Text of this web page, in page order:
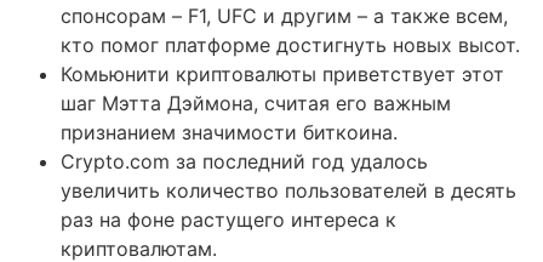
спонсорам – F1, UFC и другим – а также всем,
кто помог платформе достигнуть новых высот.
Комьюнити криптовалюты приветствует этот
шаг Мэтта Дэймона, считая его важным
признанием значимости биткоина.
Crypto.com за последний год удалось
увеличить количество пользователей в десять
раз на фоне растущего интереса к
криптовалютам.